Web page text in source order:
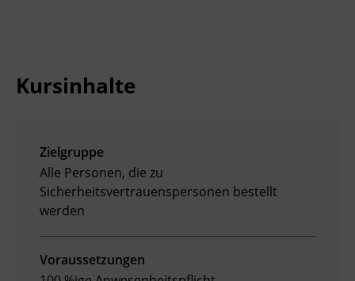
Kursinhalte
Zielgruppe
Alle Personen, die zu
Sicherheitsvertrauenspersonen bestellt
werden
Voraussetzungen